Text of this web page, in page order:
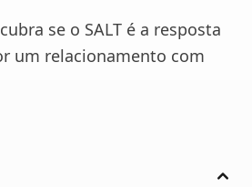
se o SALT é a resposta
um relacionamento com